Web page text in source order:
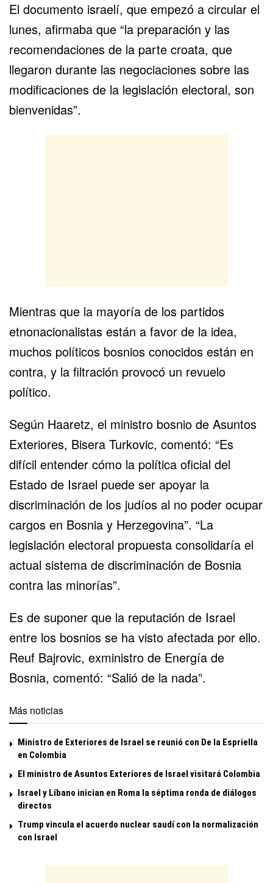
El documento israelí, que empezó a circular el
lunes, afirmaba que “la preparación y las
recomendaciones de la parte croata, que
llegaron durante las negociaciones sobre las
modificaciones de la legislación electoral, son
bienvenidas”.
Mientras que la mayoría de los partidos
etnonacionalistas están a favor de la idea,
muchos políticos bosnios conocidos están en
contra, y la filtración provocó un revuelo
político.
Según Haaretz, el ministro bosnio de Asuntos
Exteriores, Bisera Turkovic, comentó: “Es
difícil entender cómo la política oficial del
Estado de Israel puede ser apoyar la
discriminación de los judíos al no poder ocupar
cargos en Bosnia y Herzegovina”. “La
legislación electoral propuesta consolidaría el
actual sistema de discriminación de Bosnia
contra las minorías”.
Es de suponer que la reputación de Israel
entre los bosnios se ha visto afectada por ello.
Reuf Bajrovic, exministro de Energía de
Bosnia, comentó: “Salió de la nada”.
Más noticias
Ministro de Exteriores de Israel se reunió con De la Espriella
en Colombia
El ministro de Asuntos Exteriores de Israel visitará Colombia
Israel y Líbano inician en Roma la séptima ronda de diálogos
directos
Trump vincula el acuerdo nuclear saudí con la normalización
con Israel